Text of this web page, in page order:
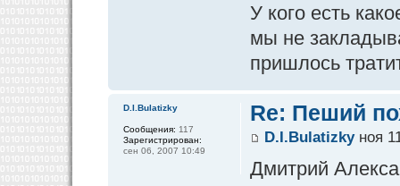
У кого есть
мы не
пришлось
Re: Пеший
D.I.Bulatizkyноя
Дмитрий
D.I.Bulatizky
Сообщения: 117
Зарегистрирован:
сен 06, 2007 10:49